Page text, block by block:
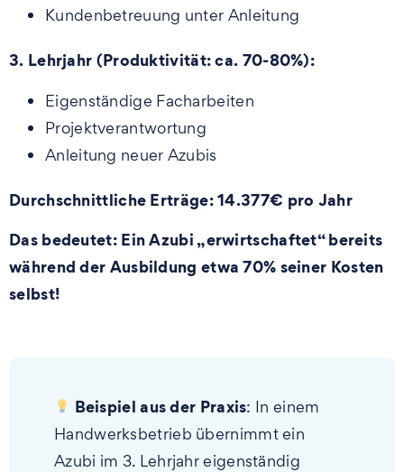
Kundenbetreuung unter Anleitung
3. Lehrjahr (Produktivität: ca. 70-80%):
Eigenständige Facharbeiten
Projektverantwortung
Anleitung neuer Azubis
Durchschnittliche Erträge: 14.377€ pro Jahr
Das bedeutet: Ein Azubi „erwirtschaftet“ bereits
während der Ausbildung etwa 70% seiner Kosten
selbst!
Beispiel aus der Praxis: In einem
Handwerksbetrieb übernimmt ein
Azubi im 3. Lehrjahr eigenständig